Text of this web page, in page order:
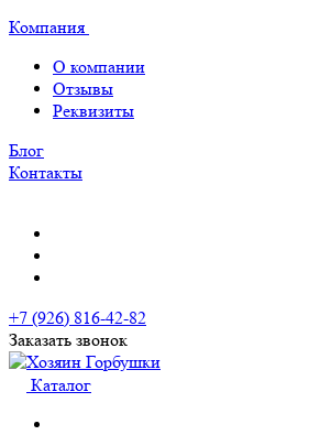
Компания
О компании
Отзывы
Реквизиты
Блог
Контакты
+7 (926) 816-42-82
Заказать звонок
Каталог